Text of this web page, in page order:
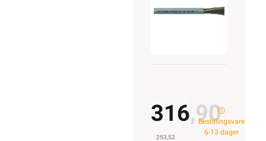
316,90
253,52
Bestillingsvare
6-13 dager